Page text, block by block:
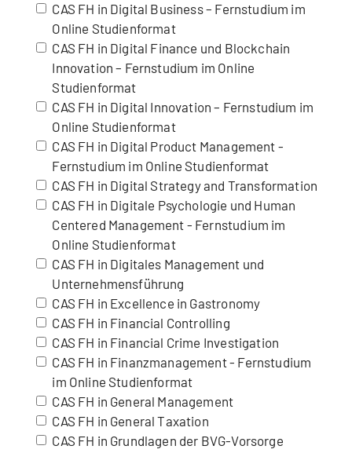
CAS FH in Digital Business – Fernstudium im
Online Studienformat
CAS FH in Digital Finance und Blockchain
Innovation – Fernstudium im Online
Studienformat
CAS FH in Digital Innovation – Fernstudium im
Online Studienformat
CAS FH in Digital Product Management -
Fernstudium im Online Studienformat
CAS FH in Digital Strategy and Transformation
CAS FH in Digitale Psychologie und Human
Centered Management - Fernstudium im
Online Studienformat
CAS FH in Digitales Management und
Unternehmensführung
CAS FH in Excellence in Gastronomy
CAS FH in Financial Controlling
CAS FH in Financial Crime Investigation
CAS FH in Finanzmanagement - Fernstudium
im Online Studienformat
CAS FH in General Management
CAS FH in General Taxation
CAS FH in Grundlagen der BVG-Vorsorge